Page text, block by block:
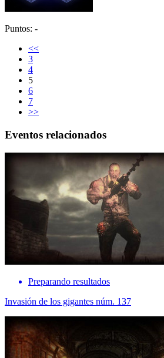
Puntos: -
<<
3
4
5
6
7
>>
Eventos relacionados
Preparando resultados
Invasión de los gigantes núm. 137